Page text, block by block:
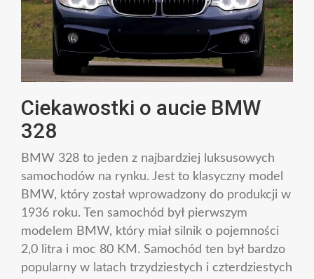
Ciekawostki o aucie BMW
328
BMW 328 to jeden z najbardziej luksusowych
samochodów na rynku. Jest to klasyczny model
BMW, który został wprowadzony do produkcji w
1936 roku. Ten samochód był pierwszym
modelem BMW, który miał silnik o pojemności
2,0 litra i moc 80 KM. Samochód ten był bardzo
popularny w latach trzydziestych i czterdziestych